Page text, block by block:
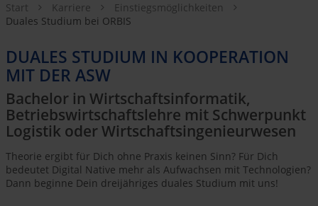
Start Karriere
Einstiegsmöglichkeiten
Duales Studium bei ORBIS
DUALES STUDIUM IN KOOPERATION
MIT DER ASW
Bachelor in Wirtschaftsinformatik,
Betriebswirtschaftslehre mit Schwerpunkt
Logistik oder Wirtschaftsingenieurwesen
Theorie ergibt für Dich ohne Praxis keinen Sinn? Für Dich
bedeutet Digital Native mehr als Aufwachsen mit Technologien?
Dann beginne Dein dreijähriges duales Studium mit uns!